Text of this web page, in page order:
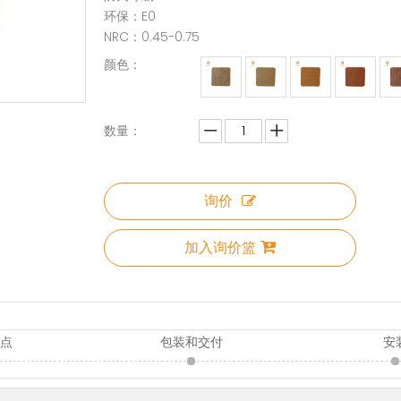
环保：E0
NRC：0.45-0.75
颜色：
数量：
询价
加入询价篮
包装和交付 安